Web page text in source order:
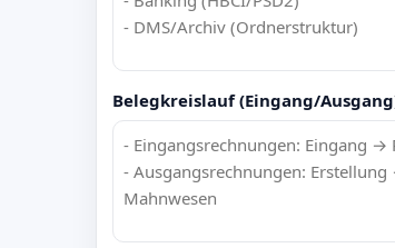
Belegkreislauf (Eingang/